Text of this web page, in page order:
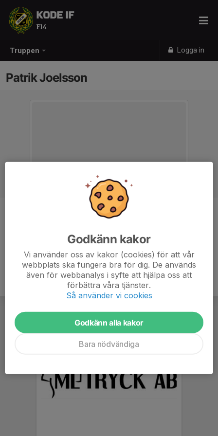
Truppen Logga in
KODE IF
F14
Patrik Joelsson
Assisterande tränare
Godkänn kakor
Vi använder oss av kakor (cookies) för att vår
webbplats ska fungera bra för dig. De används
även för webbanalys i syfte att hjälpa oss att
förbättra våra tjänster.
Så använder vi cookies
Godkänn alla kakor
Bara nödvändiga